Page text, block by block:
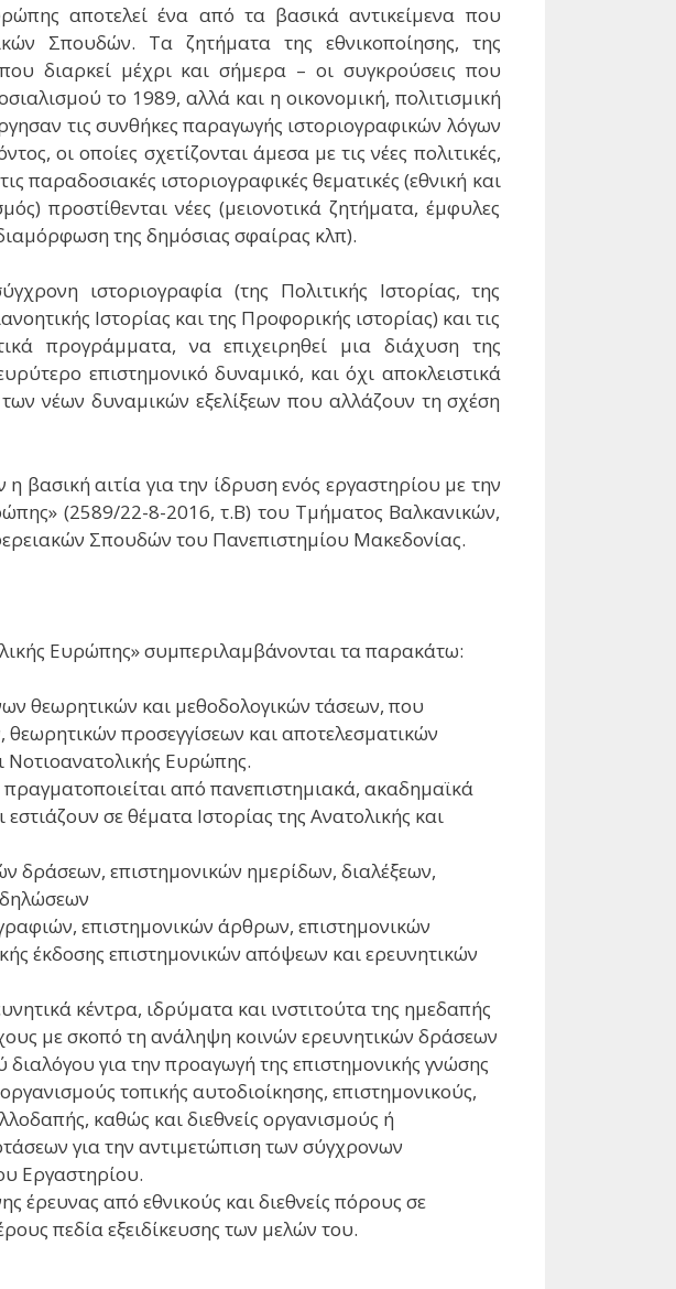
αποτελεί ένα από τα βασικά αντικείμενα που
Σπουδών. Τα ζητήματα της εθνικοποίησης, της
διαρκεί μέχρι και σήμερα – οι συγκρούσεις που
το 1989, αλλά και η οικονομική, πολιτισμική
τις συνθήκες παραγωγής ιστοριογραφικών λόγων
οι οποίες σχετίζονται άμεσα με τις νέες πολιτικές,
παραδοσιακές ιστοριογραφικές θεματικές (εθνική και
προστίθενται νέες (μειονοτικά ζητήματα, έμφυλες
της δημόσιας σφαίρας κλπ).
ιστοριογραφία (της Πολιτικής Ιστορίας, της
Ιστορίας και της Προφορικής ιστορίας) και τις
προγράμματα, να επιχειρηθεί μια διάχυση της
επιστημονικό δυναμικό, και όχι αποκλειστικά
νέων δυναμικών εξελίξεων που αλλάζουν τη σχέση
αιτία για την ίδρυση ενός εργαστηρίου με την
(2589/22-8-2016, τ.Β) του Τμήματος Βαλκανικών,
Σπουδών του Πανεπιστημίου Μακεδονίας.
Ευρώπης» συμπεριλαμβάνονται τα παρακάτω:
θεωρητικών και μεθοδολογικών τάσεων, που
προσεγγίσεων και αποτελεσματικών
Νοτιοανατολικής Ευρώπης.
από πανεπιστημιακά, ακαδημαϊκά
σε θέματα Ιστορίας της Ανατολικής και
δράσεων, επιστημονικών ημερίδων, διαλέξεων,
επιστημονικών άρθρων, επιστημονικών
έκδοσης επιστημονικών απόψεων και ερευνητικών
κέντρα, ιδρύματα και ινστιτούτα της ημεδαπής
με σκοπό τη ανάληψη κοινών ερευνητικών δράσεων
για την προαγωγή της επιστημονικής γνώσης
τοπικής αυτοδιοίκησης, επιστημονικούς,
καθώς και διεθνείς οργανισμούς ή
για την αντιμετώπιση των σύγχρονων
Εργαστηρίου.
έρευνας από εθνικούς και διεθνείς πόρους σε
πεδία εξειδίκευσης των μελών του.